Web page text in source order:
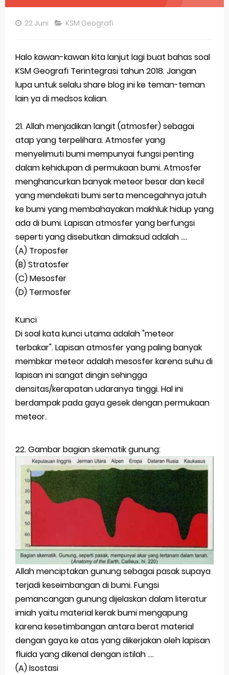
Pembahasan Soal OSN-K Geografi 2025 No 26-30
Pembahasan Soal OSN-K Geografi 2025 No 16-20
Pembahasan Soal OSN-K Geografi 2025 No 11-15
Pembahasan Soal OSN-K Geografi 2025 No 6-10
Bocoran 150 Bank Soal Dasar OSN Geografi 2026 Part 1 [Wajib Baca]
Bencana Banjir Bandang di Sumatra Salah Manusia
Gratis, Pre Test Online Calon Pejuang OSN Geografi 2026
50 Latihan Prediksi Soal TKA Sosiologi 2025 + Kunci
Prediksi Soal TKA Geografi Topik Konsep Geografi + Kunci
Latihan Soal TKA Geografi 2025 Topik Analisa Informasi Geospasial
STOP Belajar Geografi Pakai Cara Lama! 😤 TKA 2025 Beda Level. Kuasai 150 Bank Soal HOTS Sekarang!
Ebook Prediksi 150 Soal TKA Geografi 2025 + Kunci Jawaban
Menjadi Pengajar Jaman Sekarang Makin Berat
Friday, 7 August
22 Juni KSM Geografi
Halo kawan-kawan kita lanjut lagi buat bahas soal
KSM Geografi Terintegrasi tahun 2018. Jangan
lupa untuk selalu share blog ini ke teman-teman
lain ya di medsos kalian.
21. Allah menjadikan langit (atmosfer) sebagai
atap yang terpelihara. Atmosfer yang
menyelimuti bumi mempunyai fungsi penting
dalam kehidupan di permukaan bumi. Atmosfer
menghancurkan banyak meteor besar dan kecil
yang mendekati bumi serta mencegahnya jatuh
ke bumi yang membahayakan makhluk hidup yang
ada di bumi. Lapisan atmosfer yang berfungsi
seperti yang disebutkan dimaksud adalah ....
(A) Troposfer
(B) Stratosfer
(C) Mesosfer
(D) Termosfer
Kunci
Di soal kata kunci utama adalah "meteor
terbakar". Lapisan atmosfer yang paling banyak
membkar meteor adalah mesosfer karena suhu di
lapisan ini sangat dingin sehingga
densitas/kerapatan udaranya tinggi. Hal ini
berdampak pada gaya gesek dengan permukaan
meteor.
22. Gambar bagian skematik gunung:
Allah menciptakan gunung sebagai pasak supaya
terjadi keseimbangan di bumi. Fungsi
pemancangan gunung dijelaskan dalam literatur
imiah yaitu material kerak bumi mengapung
karena kesetimbangan antara berat material
dengan gaya ke atas yang dikerjakan oleh lapisan
fluida yang dikenal dengan istilah ....
(A) Isostasi